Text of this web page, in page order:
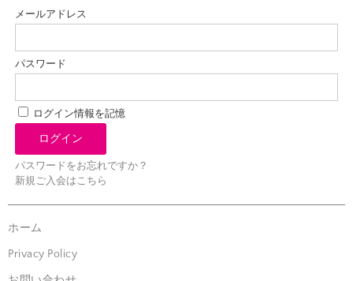
メールアドレス
パスワード
ログイン情報を記憶
パスワードをお忘れですか？
新規ご入会はこちら
ホーム
Privacy Policy